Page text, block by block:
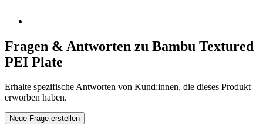
Fragen & Antworten zu Bambu Textured
PEI Plate
Erhalte spezifische Antworten von Kund:innen, die dieses Produkt
erworben haben.
Neue Frage erstellen